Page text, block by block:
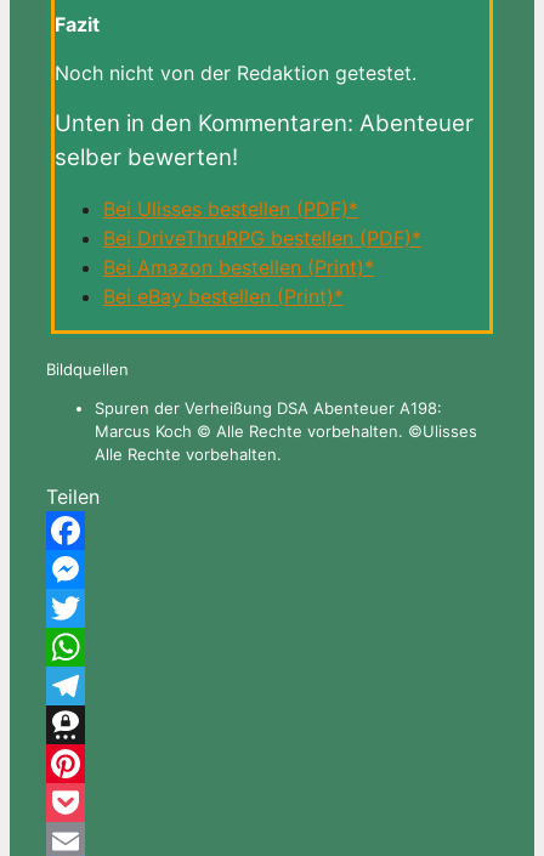
Fazit
Noch nicht von der Redaktion getestet.
Unten in den Kommentaren: Abenteuer
selber bewerten!
Bei Ulisses bestellen (PDF)*
Bei DriveThruRPG bestellen (PDF)*
Bei Amazon bestellen (Print)*
Bei eBay bestellen (Print)*
Bildquellen
Spuren der Verheißung DSA Abenteuer A198:
Marcus Koch © Alle Rechte vorbehalten. ©Ulisses
Alle Rechte vorbehalten.
Teilen
Facebook
Messenger
Twitter
WhatsApp
Telegram
Threema
Pinterest
Pocket